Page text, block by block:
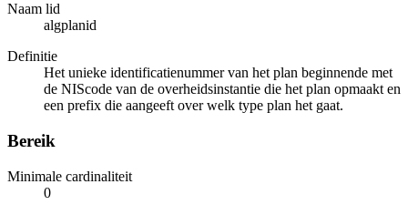
Naam lid
algplanid
Definitie
Het unieke identificatienummer van het plan beginnende met
de NIScode van de overheidsinstantie die het plan opmaakt en
een prefix die aangeeft over welk type plan het gaat.
Bereik
Minimale cardinaliteit
0